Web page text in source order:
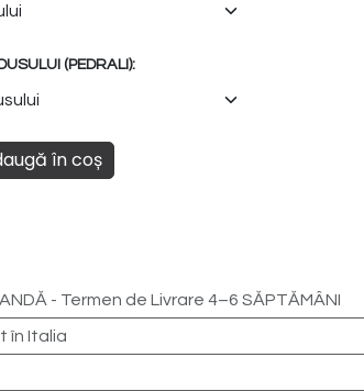
(PEDRALI):
în coș
- Termen de Livrare 4–6 SĂPTĂMÂNI
în Italia